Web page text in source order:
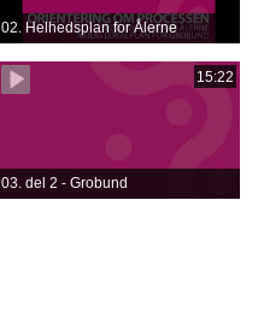
02. Helhedsplan for Ålerne
15:22
03. del 2 - Grobund